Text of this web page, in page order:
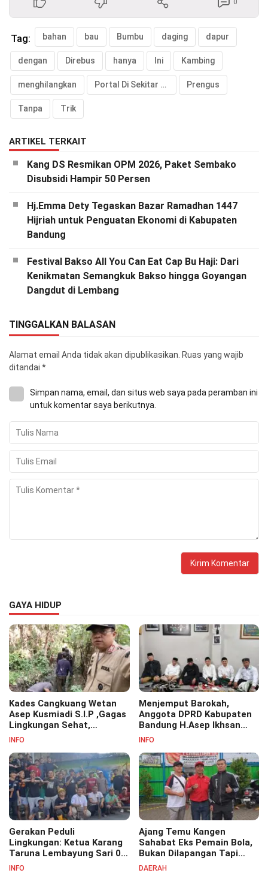
0
Tag: bahan bau Bumbu daging dapur
dengan Direbus hanya Ini Kambing
menghilangkan Portal Di Sekitar Kita Prengus
Tanpa Trik
ARTIKEL TERKAIT
Kang DS Resmikan OPM 2026, Paket Sembako
Disubsidi Hampir 50 Persen
Hj.Emma Dety Tegaskan Bazar Ramadhan 1447
Hijriah untuk Penguatan Ekonomi di Kabupaten
Bandung
Festival Bakso All You Can Eat Cap Bu Haji: Dari
Kenikmatan Semangkuk Bakso hingga Goyangan
Dangdut di Lembang
TINGGALKAN BALASAN
Alamat email Anda tidak akan dipublikasikan. Ruas yang wajib
ditandai *
Simpan nama, email, dan situs web saya pada peramban ini
untuk komentar saya berikutnya.
GAYA HIDUP
Kades Cangkuang Wetan
Asep Kusmiadi S.I.P ,Gagas
Lingkungan Sehat,
Bersihkan Saluran Air di RW
INFO
Menjemput Barokah,
Anggota DPRD Kabupaten
Bandung H.Asep Ikhsan
S.Pd.M.M Hadiri Haul Akbar
Pesantren Cipasung.
INFO
Gerakan Peduli
Lingkungan: Ketua Karang
Taruna Lembayung Sari 09
Irvan Permana Ajak
INFO
Ajang Temu Kangen
Sahabat Eks Pemain Bola,
Bukan Dilapangan Tapi
Ditongkrongan
DAERAH